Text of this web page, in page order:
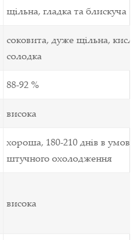
щільна, гладка та блискуча
соковита, дуже щільна,
солодка
88-92 %
висока
хороша, 180-210 днів в умовах
штучного охолодження
висока